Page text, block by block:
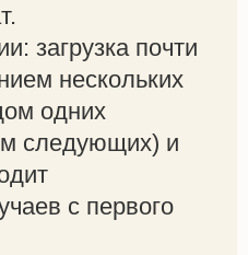
загрузка почти
нескольких
одних
следующих) и
с первого